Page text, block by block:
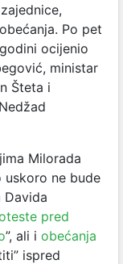
Po pet
ocijenio
ministar
Šteta i
Milorada
uskoro ne bude
Davida
pred
”, ali i obećanja
ispred